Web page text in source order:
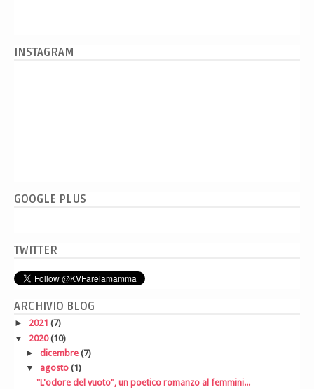
INSTAGRAM
GOOGLE PLUS
TWITTER
ARCHIVIO BLOG
► 2021 (7)
▼ 2020(10)
► dicembre (7)
▼ agosto (1)
"L'odore del vuoto", un poetico romanzo al femmini...